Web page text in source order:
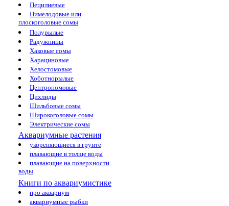
Пецилиевые
Пимелодовые или
плоскоголовые сомы
Полурылые
Радужницы
Хаковые сомы
Харациновые
Хелостомовые
Хоботнорылые
Центропомовые
Цихлиды
Шильбовые сомы
Широкоголовые сомы
Электрические сомы
Аквариумные растения
укореняющиеся в грунте
плавающие в толще воды
плавающие на поверхности
воды
Книги по аквариумистике
про аквариум
аквариумные рыбки